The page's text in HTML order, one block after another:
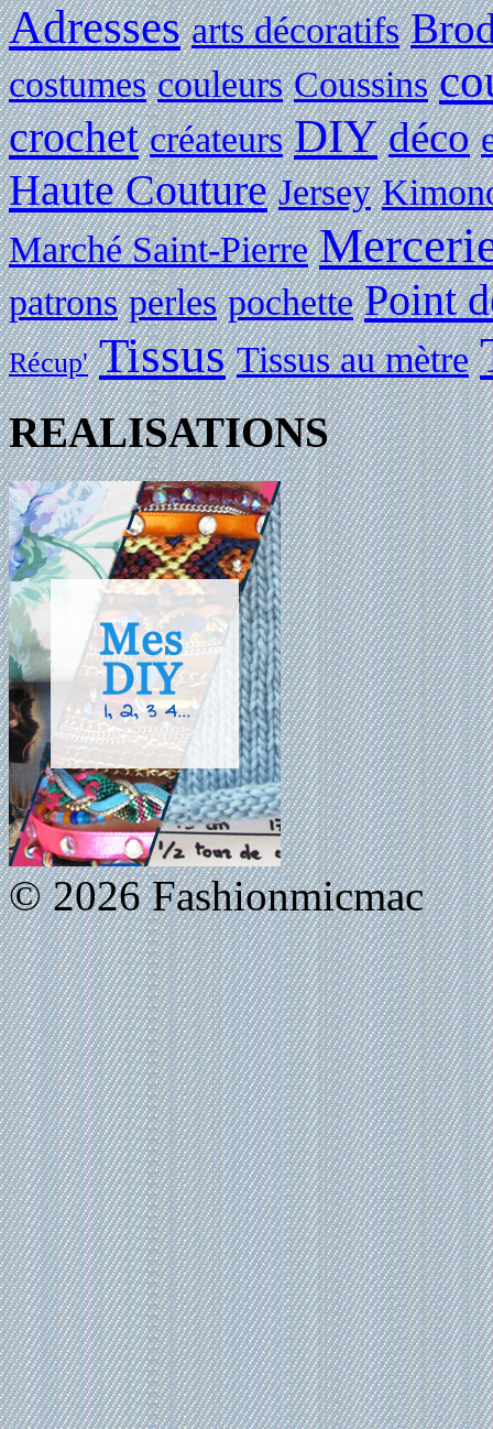
Adresses arts décoratifs
costumes couleurs Coussins
crochet créateurs DIY déco
Haute Couture Jersey
Marché Saint-Pierre
patrons perles pochette Point
Récup' Tissus Tissus au mètre
REALISATIONS
© 2026 Fashionmicmac